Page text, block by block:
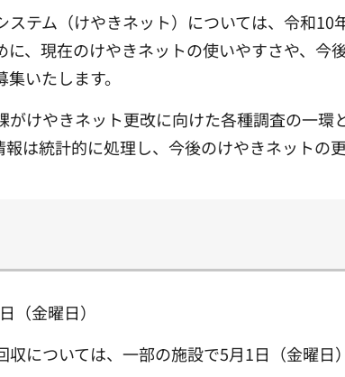
テム（けやきネット）については、令和
に、現在のけやきネットの使いやすさや、
いたします。
けやきネット更改に向けた各種調査の一
は統計的に処理し、今後のけやきネットの
（金曜日）
については、一部の施設で5月1日（金曜日